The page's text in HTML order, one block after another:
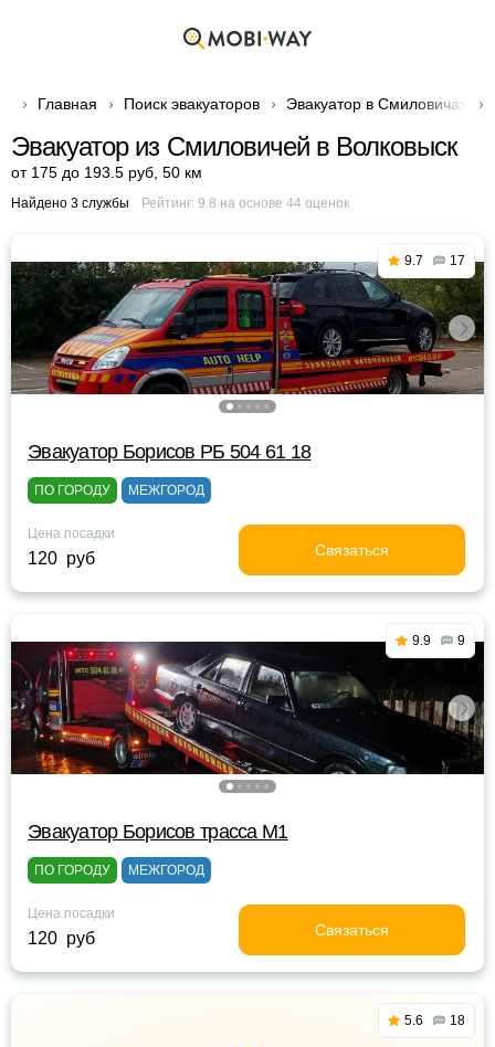
Главная Поиск эвакуаторов Эвакуатор в Смиловичах
Эвакуатор из Смиловичей в Волковыск
от 175 до 193.5 руб 50 км
Найдено 3 службы Рейтинг: 9.8 на основе 44оценок
9.7 17
Эвакуатор Борисов РБ 504 61 18
ПО ГОРОДУ МЕЖГОРОД
Цена посадки
120 руб Связаться
9.9 9
Эвакуатор Борисов трасса М1
ПО ГОРОДУ МЕЖГОРОД
Цена посадки
120 руб Связаться
5.6 18